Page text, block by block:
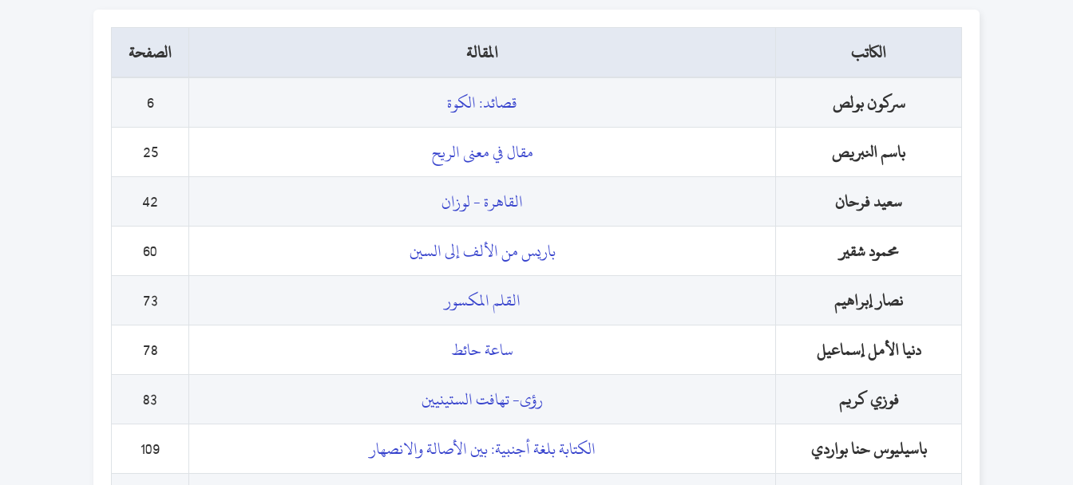
الكاتب المقالة
الصفحة
سركون بولص
قصائد: الكوة
6
باسم النبريص
مقال في معنى الريح
25
سعيد فرحان
القاهرة - لوزان
42
محمود شقير
باريس من الألف إلى السين
60
نصار إبراهيم
القلم المكسور
73
دنيا الأمل إسماعيل
ساعة حائط
78
فوزي كريم
رؤى- تهافت الستينيين
83
باسيليوس حنا بواردي
الكتابة بلغة أجنبية: بين الأصالة والانصهار
109